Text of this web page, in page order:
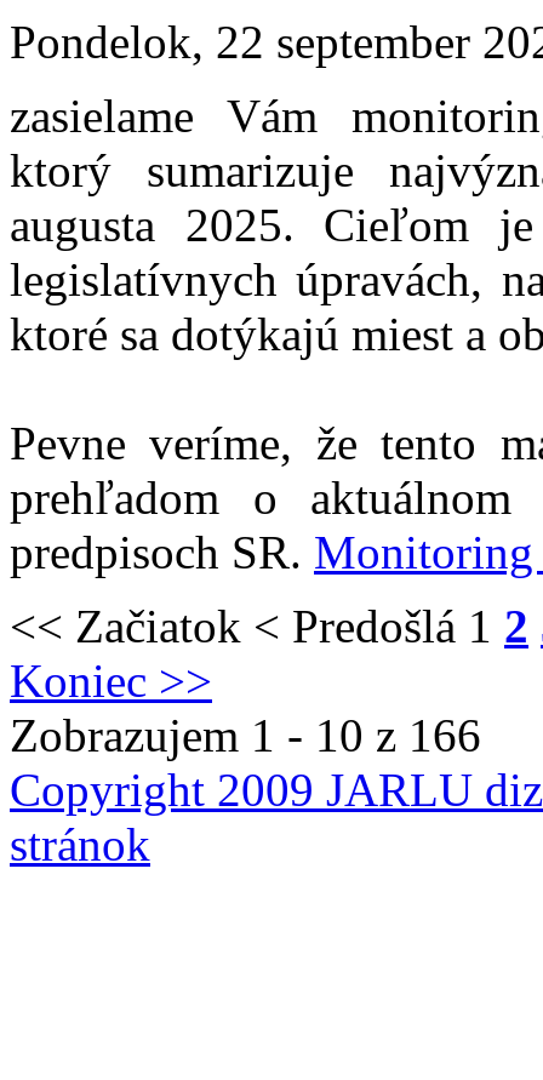
Pondelok, 22 september
zasielame Vám
ktorý sumarizuje
augusta 2025. Cieľom
legislatívnych úpravách,
ktoré sa dotýkajú miest a
Pevne veríme, že tento
prehľadom o
predpisoch SR. Monitoring
<< Začiatok < Predošlá 1 2
Koniec >>
Zobrazujem 1 - 10 z 166
Copyright 2009 JARLU
stránok